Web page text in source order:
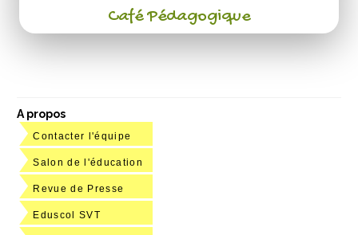
Café Pédagogique
A propos
Contacter l'équipe
Salon de l'éducation
Revue de Presse
Eduscol SVT